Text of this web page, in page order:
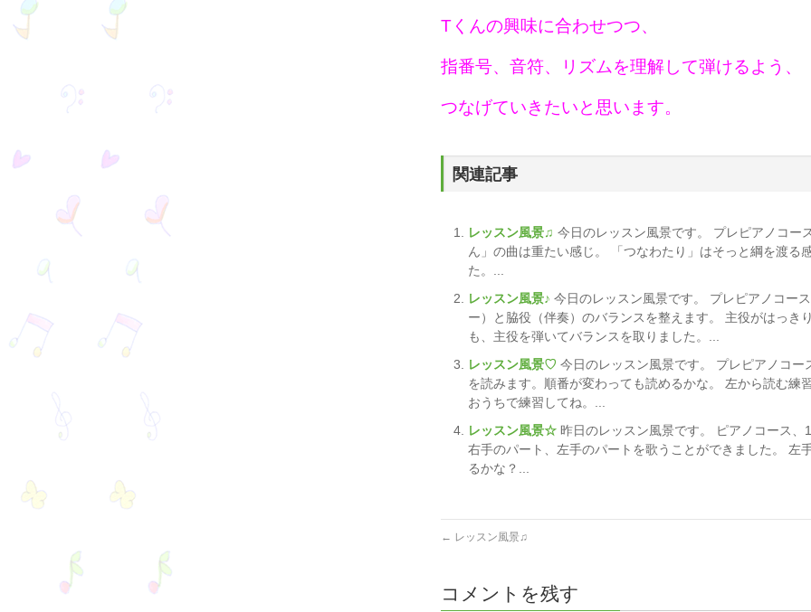
Tくんの興味に合わせつつ、
指番号、音符、リズムを理解して弾けるよう、
つなげていきたいと思います。
関連記事
レッスン風景♫ 今日のレッスン風景です。 プレピアノコー
ん」の曲は重たい感じ。 「つなわたり」はそっと綱を渡る
た。...
レッスン風景♪ 今日のレッスン風景です。 プレピアノコー
ー）と脇役（伴奏）のバランスを整えます。 主役がはっき
も、主役を弾いてバランスを取りました。...
レッスン風景♡ 今日のレッスン風景です。 プレピアノコ
を読みます。順番が変わっても読めるかな。 左から読む練
おうちで練習してね。...
レッスン風景☆ 昨日のレッスン風景です。 ピアノコース
右手のパート、左手のパートを歌うことができました。 左
るかな？...
← レッスン風景♫
コメントを残す